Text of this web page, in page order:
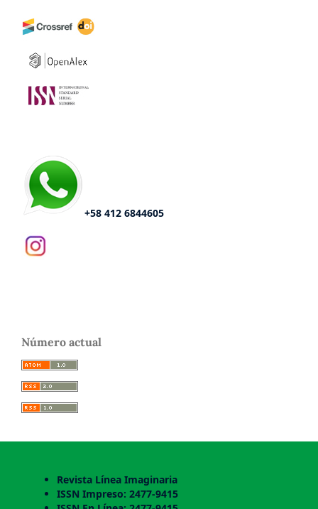
+58 412 6844605
Número actual
Revista Línea Imaginaria
ISSN Impreso: 2477-9415